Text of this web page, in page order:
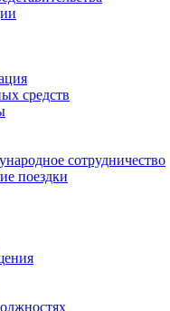
средств
сотрудничество
поездки